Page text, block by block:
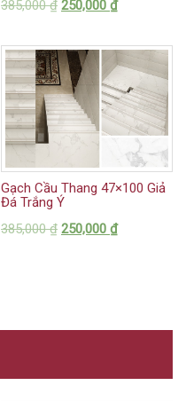
385,000₫ 250,000 ₫
Gạch Cầu Thang 47×100 Giả
Đá Trắng Ý
385,000₫ 250,000 ₫